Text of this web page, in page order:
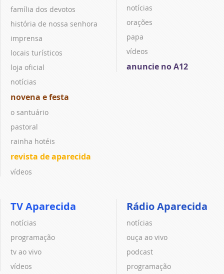
família dos devotos
história de nossa senhora
imprensa
locais turísticos
loja oficial
notícias
novena e festa
o santuário
pastoral
rainha hotéis
revista de aparecida
vídeos
notícias
orações
papa
vídeos
anuncie no A12
TV Aparecida
notícias
programação
tv ao vivo
vídeos
Rádio Aparecida
notícias
ouça ao vivo
podcast
programação